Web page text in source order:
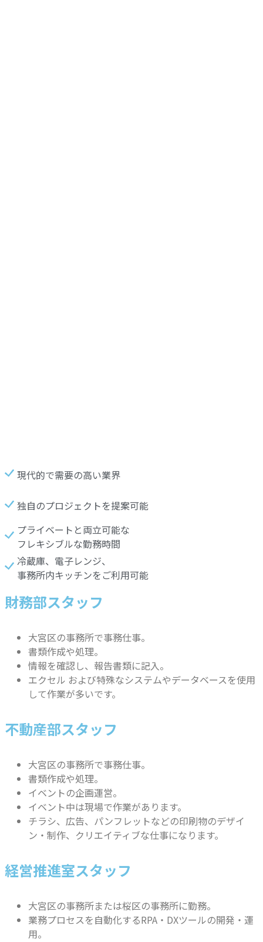
現代的で需要の高い業界
独自のプロジェクトを提案可能
プライベートと両立可能な
フレキシブルな勤務時間
冷蔵庫、電子レンジ、
事務所内キッチンをご利用可能
財務部スタッフ
大宮区の事務所で事務仕事。
書類作成や処理。
情報を確認し、報告書類に記入。
エクセル および特殊なシステムやデータベースを使用
して作業が多いです。
不動産部スタッフ
大宮区の事務所で事務仕事。
書類作成や処理。
イベントの企画運営。
イベント中は現場で作業があります。
チラシ、広告、パンフレットなどの印刷物のデザイ
ン・制作、クリエイティブな仕事になります。
経営推進室スタッフ
大宮区の事務所または桜区の事務所に勤務。
業務プロセスを自動化するRPA・DXツールの開発・運
用。